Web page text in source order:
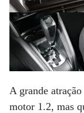
A grande
motor 1.2, mas